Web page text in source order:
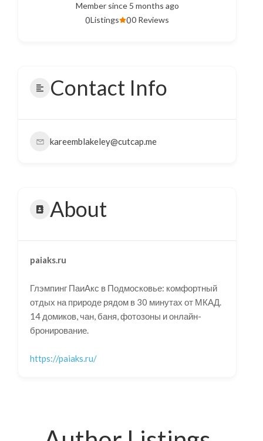
Member since 5 months ago
00 Reviews
0Listings
Contact Info
kareemblakeley@cutcap.me
About
paiaks.ru
Глэмпинг ПаиАкс в Подмосковье: комфортный
отдых на природе рядом в 30 минутах от МКАД.
14 домиков, чан, баня, фотозоны и онлайн-
бронирование.
https://paiaks.ru/